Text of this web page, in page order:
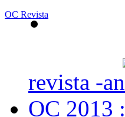
OC Revista
revista -
OC 2013